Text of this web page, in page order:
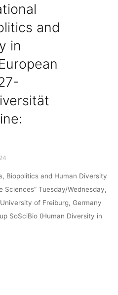
and
in
Biopolitics and Human Diversity
Sciences” Tuesday/Wednesday,
of Freiburg, Germany
SoSciBio (Human Diversity in